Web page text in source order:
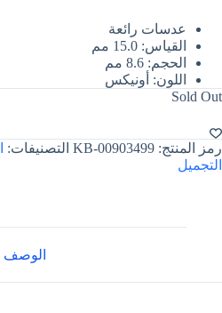
عدسات رائعة
القياس: 15.0 مم
الحجم: 8.6 مم
اللون: أونيكس
Sold Out
رمز المنتج: KB-00903499 التصنيفات:
التجميل
الوصف